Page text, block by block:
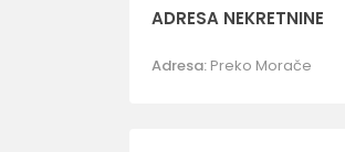
ADRESA NEKRETNINE
Adresa: Preko Morače